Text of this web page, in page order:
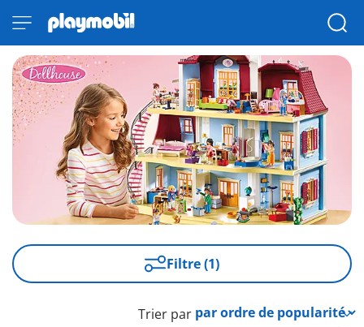
Filtre (1)
Trier par